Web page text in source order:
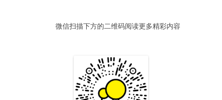
微信扫描下方的二维码阅读更多精彩内容